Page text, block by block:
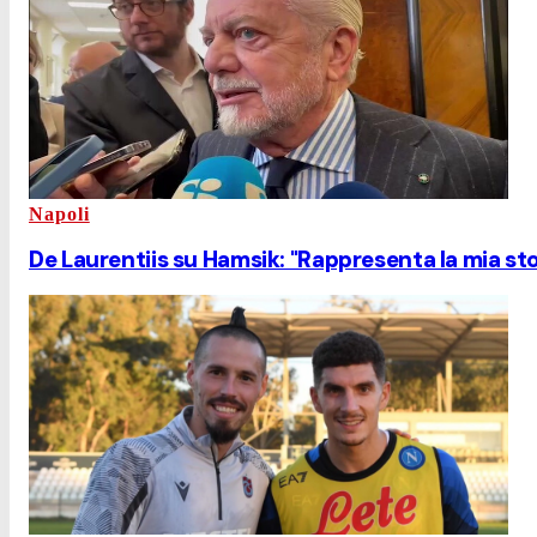
Napoli
De Laurentiis su Hamsik: "Rappresenta la mia